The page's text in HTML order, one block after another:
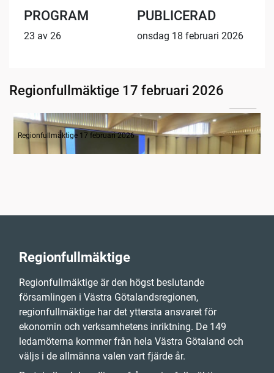
PROGRAM
23 av 26
PUBLICERAD
onsdag 18 februari 2026
Regionfullmäktige 17 februari 2026
Tyst minut för Monica Selin
Regionfullmäktige 17 februari 2026
Regionfullmäktige
Regionfullmäktige är den högst beslutande
församlingen i Västra Götalandsregionen,
regionfullmäktige har det yttersta ansvaret för
ekonomin och verksamhetens inriktning. De 149
ledamöterna kommer från hela Västra Götaland och
väljs i de allmänna valen vart fjärde år.